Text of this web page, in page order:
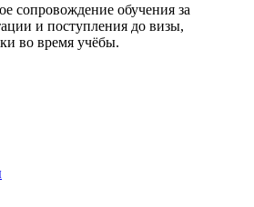
сопровождение обучения за
и поступления до визы,
во время учёбы.